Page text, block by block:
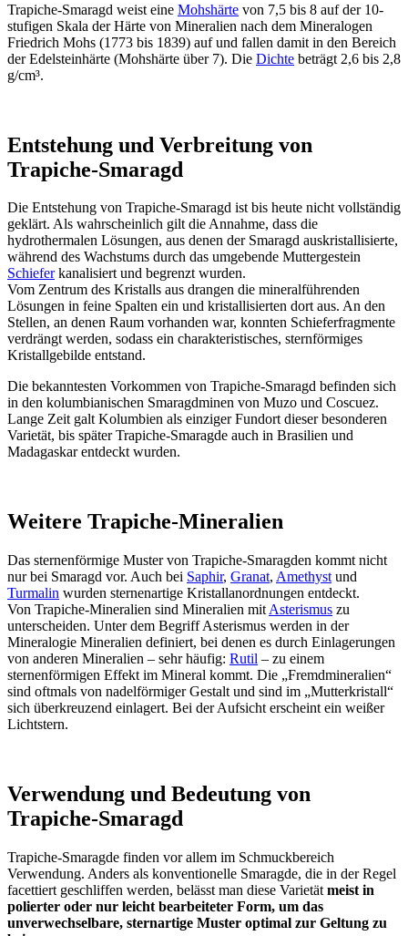
Trapiche-Smaragd weist eine Mohshärte von 7,5 bis 8 auf der 10-
stufigen Skala der Härte von Mineralien nach dem Mineralogen
Friedrich Mohs (1773 bis 1839) auf und fallen damit in den Bereich
der Edelsteinhärte (Mohshärte über 7). Die Dichte beträgt 2,6 bis 2,8
g/cm³.
Entstehung und Verbreitung von
Trapiche-Smaragd
Die Entstehung von Trapiche-Smaragd ist bis heute nicht vollständig
geklärt. Als wahrscheinlich gilt die Annahme, dass die
hydrothermalen Lösungen, aus denen der Smaragd auskristallisierte,
während des Wachstums durch das umgebende Muttergestein
Schieferkanalisiert und begrenzt wurden.
Vom Zentrum des Kristalls aus drangen die mineralführenden
Lösungen in feine Spalten ein und kristallisierten dort aus. An den
Stellen, an denen Raum vorhanden war, konnten Schieferfragmente
verdrängt werden, sodass ein charakteristisches, sternförmiges
Kristallgebilde entstand.
Die bekanntesten Vorkommen von Trapiche-Smaragd befinden sich
in den kolumbianischen Smaragdminen von Muzo und Coscuez.
Lange Zeit galt Kolumbien als einziger Fundort dieser besonderen
Varietät, bis später Trapiche-Smaragde auch in Brasilien und
Madagaskar entdeckt wurden.
Weitere Trapiche-Mineralien
Das sternenförmige Muster von Trapiche-Smaragden kommt nicht
nur bei Smaragd vor. Auch bei Saphir, Granat, Amethyst und
Turmalin wurden sternenartige Kristallanordnungen entdeckt.
Von Trapiche-Mineralien sind Mineralien mit Asterismus zu
unterscheiden. Unter dem Begriff Asterismus werden in der
Mineralogie Mineralien definiert, bei denen es durch Einlagerungen
von anderen Mineralien – sehr häufig: Rutil – zu einem
sternenförmigen Effekt im Mineral kommt. Die „Fremdmineralien“
sind oftmals von nadelförmiger Gestalt und sind im „Mutterkristall“
sich überkreuzend einlagert. Bei der Aufsicht erscheint ein weißer
Lichtstern.
Verwendung und Bedeutung von
Trapiche-Smaragd
Trapiche-Smaragde finden vor allem im Schmuckbereich
Verwendung. Anders als konventionelle Smaragde, die in der Regel
facettiert geschliffen werden, belässt man diese Varietät meist in
polierter oder nur leicht bearbeiteter Form, um das
unverwechselbare, sternartige Muster optimal zur Geltung zu